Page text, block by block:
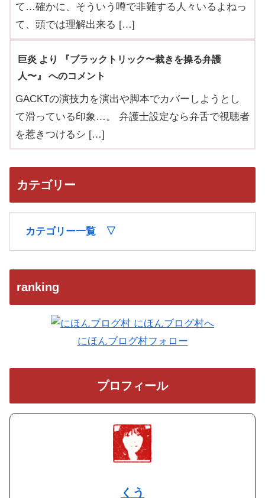
て…確かに、そういう噂で非難する人々いるよねっ
て、頭では理解出来る […]
巨炎 より 『ブラックトリック〜裁きを操る弁護
人〜』 へのコメント
GACKTの演技力を演出や脚本でカバーしようとし
て滑っている印象…。 弁護士設定なら弁舌で視聴者
を惹きつけるシ […]
カテゴリー
カテゴリー一覧 ▽
ranking
にほんブログ村フォロー
プロフィール
くう